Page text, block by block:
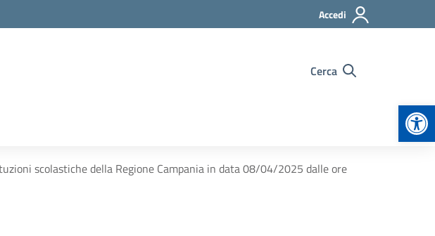
Accedi
Cerca
scolastiche della Regione Campania in data 08/04/2025 dalle ore